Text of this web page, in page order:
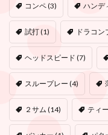
コンペ(3) ハンデ
試打(1) ドラコン
ヘッドスピード (7)
スループレー (4)
２サム (14) ティ